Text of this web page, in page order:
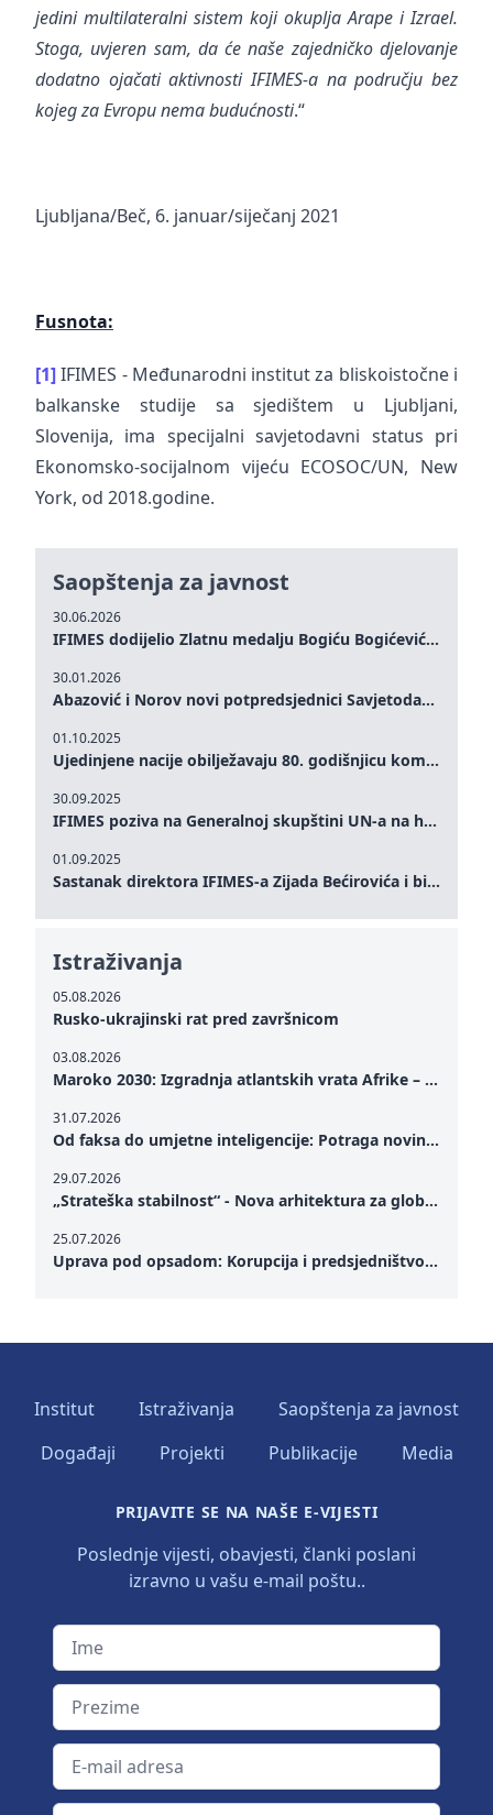
jedini multilateralni sistem koji okuplja Arape i Izrael.
Stoga, uvjeren sam, da će naše zajedničko djelovanje
dodatno ojačati aktivnosti IFIMES-a na području bez
kojeg za Evropu nema budućnosti.“
Ljubljana/Beč, 6. januar/siječanj 2021
Fusnota:
[1]IFIMES - Međunarodni institut za bliskoistočne i
balkanske studije sa sjedištem u Ljubljani,
Slovenija, ima specijalni savjetodavni status pri
Ekonomsko-socijalnom vijeću ECOSOC/UN, New
York, od 2018.godine.
Saopštenja za javnost
30.06.2026
IFIMES dodijelio Zlatnu medalju Bogiću Bogićeviću za izuzetan doprinos demokratskim vrijednostima i miru
30.01.2026
Abazović i Norov novi potpredsjednici Savjetodavnog odbora IFIMES-a
01.10.2025
Ujedinjene nacije obilježavaju 80. godišnjicu komemoracijom na visokom nivou: Eileen Dong predstavlja IFIMES u oblasti ženskog liderstva, unapređenja mira, pravde, rodne ravnopravnosti i održivog razvoja
30.09.2025
IFIMES poziva na Generalnoj skupštini UN-a na hitna ulaganja u mentalno zdravlje i sisteme njege proširene umjetnom inteligencijom
01.09.2025
Sastanak direktora IFIMES-a Zijada Bećirovića i bivšeg premijera Crne Gore Dritana Abazovića
Istraživanja
05.08.2026
Rusko-ukrajinski rat pred završnicom
03.08.2026
Maroko 2030: Izgradnja atlantskih vrata Afrike – od Tangera u Mediteranu do novog geopolitičkog koridora
31.07.2026
Od faksa do umjetne inteligencije: Potraga novinarstva za istinom u digitalnom dobu
29.07.2026
„Strateška stabilnost“ - Nova arhitektura za globalnu saradnju
25.07.2026
Uprava pod opsadom: Korupcija i predsjedništvo Zelenskog – Kako unutrašnje ranjivosti testiraju političku otpornost Ukrajine u kritičnom trenutku rata
Institut Istraživanja
Saopštenja za javnost
Događaji
Projekti Publikacije Media
PRIJAVITE SE NA NAŠE E-VIJESTI
Poslednje vijesti, obavjesti, članki poslani
izravno u vašu e-mail poštu..
Ime
Prezime
E-mail adresa